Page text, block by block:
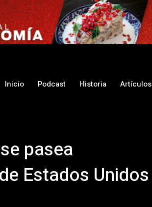
Inicio Podcast Historia Artículos
pasea
Estados Unidos